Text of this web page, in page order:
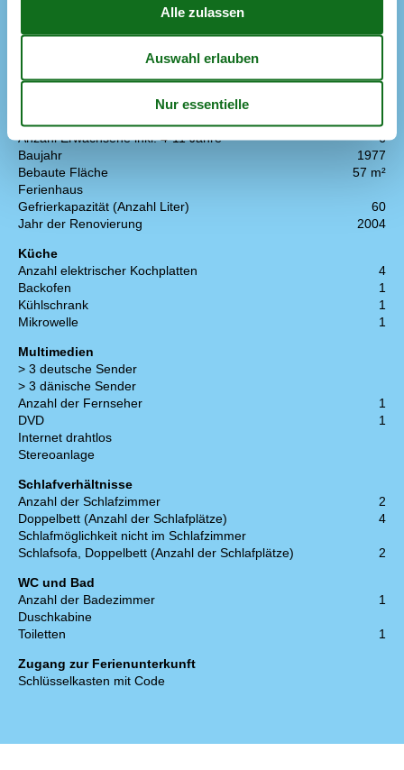
Naturstandort
Terrasse
32 m²
Anzahl der Kinder 4-11 Jahre
2
Anzahl Erwachsene inkl. 4-11 Jahre
6
Baujahr
1977
Bebaute Fläche
57 m²
Ferienhaus
Gefrierkapazität (Anzahl Liter)
60
Jahr der Renovierung
2004
Küche
Anzahl elektrischer Kochplatten
4
Backofen
1
Kühlschrank
1
Mikrowelle
1
Multimedien
> 3 deutsche Sender
> 3 dänische Sender
Anzahl der Fernseher
1
DVD
1
Internet drahtlos
Stereoanlage
Schlafverhältnisse
Anzahl der Schlafzimmer
2
Doppelbett (Anzahl der Schlafplätze)
4
Schlafmöglichkeit nicht im Schlafzimmer
Schlafsofa, Doppelbett (Anzahl der Schlafplätze)
2
WC und Bad
Anzahl der Badezimmer
1
Duschkabine
Toiletten
1
Zugang zur Ferienunterkunft
Schlüsselkasten mit Code